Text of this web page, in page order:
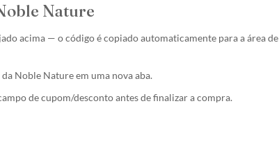
Nature
acima — o código é copiado automaticamente para a área de
Noble Nature em uma nova aba.
de cupom/desconto antes de finalizar a compra.